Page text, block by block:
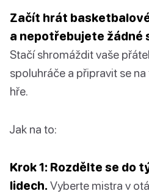
Začít hrát
a nepotřebujete žádné
Stačí shromáždit vaše
spoluhráče a připravit se
hře.
Jak na to:
Krok 1: Rozdělte se do
lidech. Vyberte mistra v